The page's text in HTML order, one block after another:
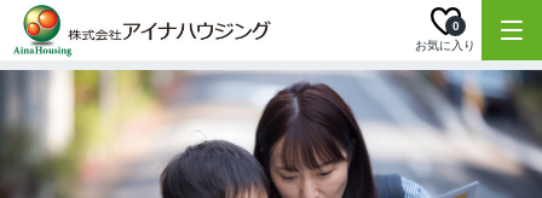
お気に入り
0